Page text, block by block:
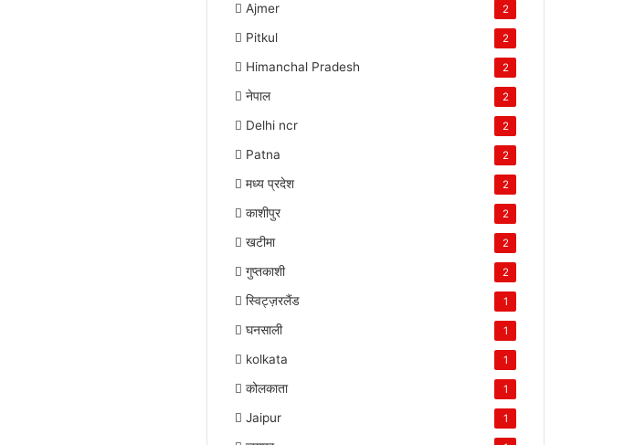
Ajmer 2
Pitkul 2
Himanchal Pradesh 2
नेपाल 2
Delhi ncr 2
Patna 2
मध्य प्रदेश 2
काशीपुर 2
खटीमा 2
गुप्तकाशी 2
स्विट्ज़रलैंड 1
घनसाली 1
kolkata 1
कोलकाता 1
Jaipur 1